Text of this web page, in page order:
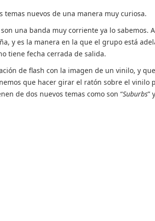
nuevos de una manera muy curiosa.
una banda muy corriente ya lo sabemos.
y es la manera en la que el grupo está
tiene fecha cerrada de salida.
de flash con la imagen de un vinilo, y
que hacer girar el ratón sobre el vinilo
de dos nuevos temas como son “Suburbs”